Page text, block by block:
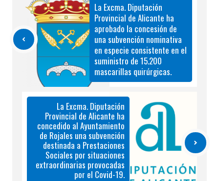
La Excma. Diputación
Provincial de Alicante ha
aprobado la concesión de
una subvención nominativa
en especie consistente en el
suministro de 15.200
mascarillas quirúrgicas.
La Excma. Diputación
Provincial de Alicante ha
concedido al Ayuntamiento
de Rojales una subvención
destinada a Prestaciones
Sociales por situaciones
extraordinarias provocadas
por el Covid-19.